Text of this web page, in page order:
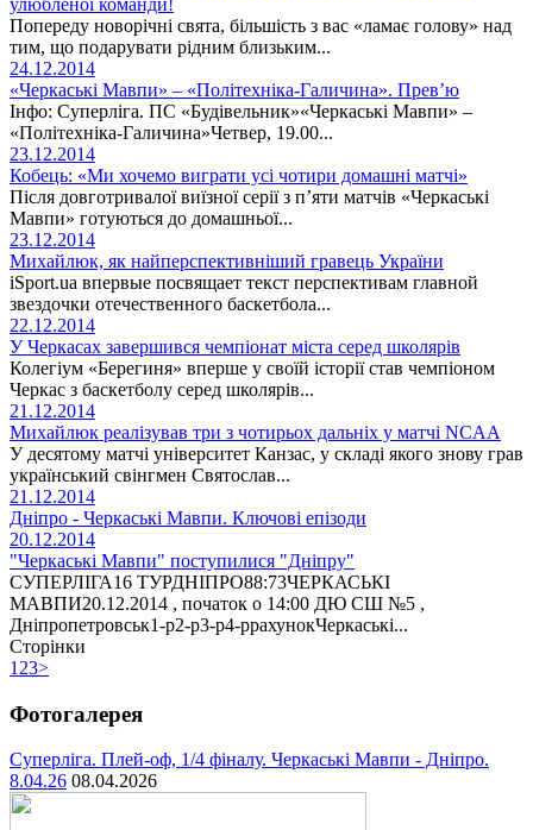
Попереду новорічні свята, більшість з вас «ламає голову» над
тим, що подарувати рідним близьким...
24.12.2014
«Черкаські Мавпи» – «Політехніка-Галичина». Прев’ю
Інфо: Суперліга. ПС «Будівельник»«Черкаські Мавпи» –
«Політехніка-Галичина»Четвер, 19.00...
23.12.2014
Кобець: «Ми хочемо виграти усі чотири домашні матчі»
Після довготривалої виїзної серії з п’яти матчів «Черкаські
Мавпи» готуються до домашньої...
23.12.2014
Михайлюк, як найперспективніший гравець України
iSport.ua впервые посвящает текст перспективам главной
звездочки отечественного баскетбола...
22.12.2014
У Черкасах завершився чемпіонат міста серед школярів
Колегіум «Берегиня» вперше у своїй історії став чемпіоном
Черкас з баскетболу серед школярів...
21.12.2014
Михайлюк реалізував три з чотирьох дальніх у матчі NCAA
У десятому матчі університет Канзас, у складі якого знову грав
український свінгмен Святослав...
21.12.2014
Дніпро - Черкаські Мавпи. Ключові епізоди
20.12.2014
"Черкаські Мавпи" поступилися "Дніпру"
СУПЕРЛІГА16 ТУРДНІПРО88:73ЧЕРКАСЬКІ
МАВПИ20.12.2014 , початок о 14:00 ДЮ СШ №5 ,
Дніпропетровськ1-р2-р3-р4-ррахунокЧеркаські...
Сторінки
1 23>
Фотогалерея
Суперліга. Плей-оф, 1/4 фіналу. Черкаські Мавпи - Дніпро.
8.04.26 08.04.2026